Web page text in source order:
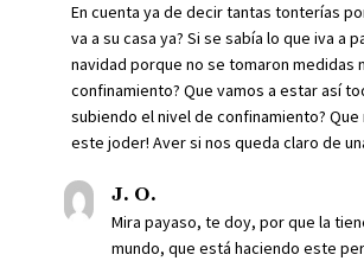
En cuenta ya de decir tantas tonterías
va a su casa ya? Si se sabía lo que iva a
navidad porque no se tomaron medidas
confinamiento? Que vamos a estar así
subiendo el nivel de confinamiento? Que
este joder! Aver si nos queda claro de
J. O.
Mira payaso, te doy, por que la
mundo, que está haciendo este